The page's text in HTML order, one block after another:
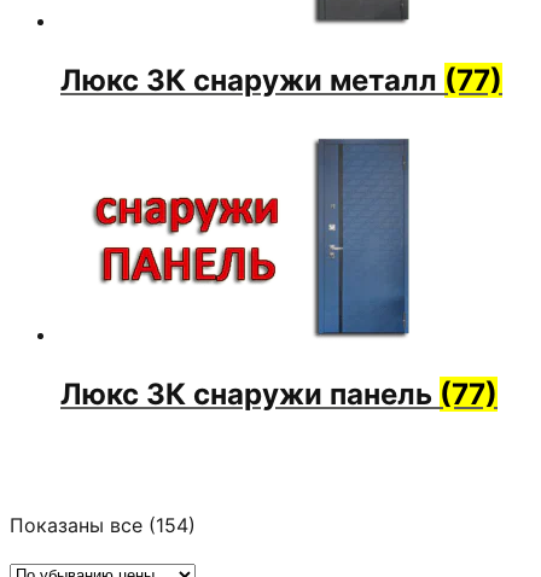
Люкс 3К снаружи металл (77)
Люкс 3К снаружи панель (77)
Показаны все (154)